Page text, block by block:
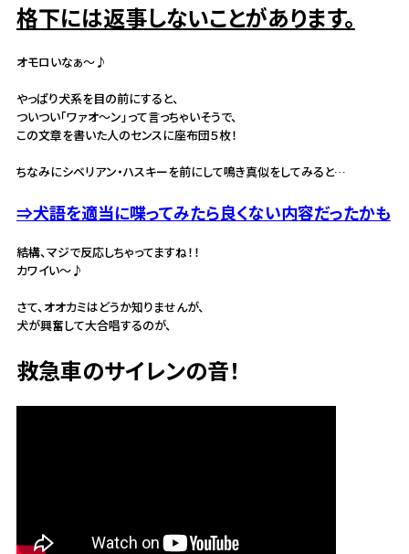
格下には返事しないことがあります。
オモロいなぁ～♪
やっぱり犬系を目の前にすると、
ついつい「ワァオ～ン」って言っちゃいそうで、
この文章を書いた人のセンスに座布団５枚！
ちなみにシベリアン・ハスキーを前にして鳴き真似をしてみると…
⇒犬語を適当に喋ってみたら良くない内容だったかも
結構、マジで反応しちゃってますね！！
カワイい～♪
さて、オオカミはどうか知りませんが、
犬が興奮して大合唱するのが、
救急車のサイレンの音！